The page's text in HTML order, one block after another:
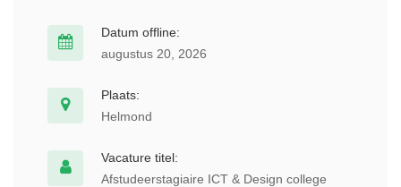
Datum offline:
augustus 20, 2026
Plaats:
Helmond
Vacature titel:
Afstudeerstagiaire ICT & Design college